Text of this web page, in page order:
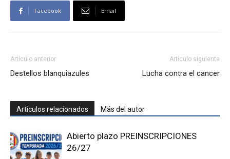
Facebook Email
Artículo anterior
Destellos blanquiazules
Artículo siguiente
Lucha contra el cancer
Artículos relacionados Más del autor
Abierto plazo PREINSCRIPCIONES
26/27